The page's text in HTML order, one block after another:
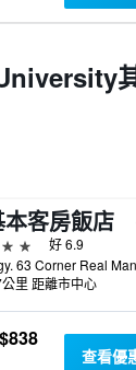
客房飯店
級
好 6.9
里 距離市中心
查看優